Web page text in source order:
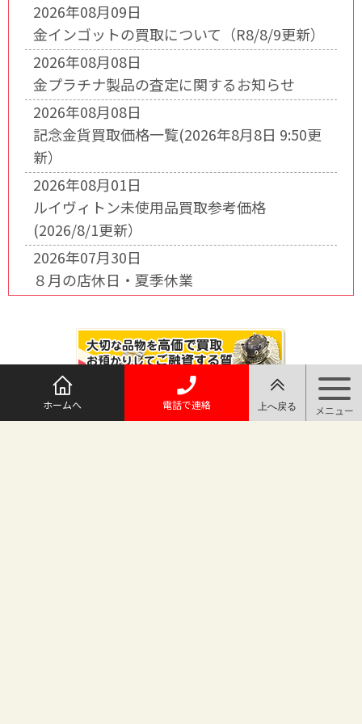
2026年08月09日
金インゴットの買取について（R8/8/9更新）
2026年08月08日
金プラチナ製品の査定に関するお知らせ
2026年08月08日
記念金貨買取価格一覧(2026年8月8日 9:50更
新）
2026年08月01日
ルイヴィトン未使用品買取参考価格
(2026/8/1更新）
2026年07月30日
８月の店休日・夏季休業
ホームへ 電話で連絡